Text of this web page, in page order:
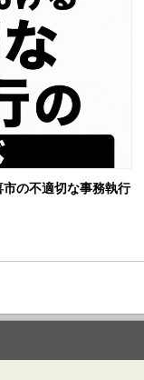
の不適切な事務執行